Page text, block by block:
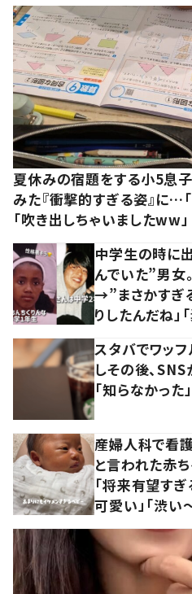
夏休みの宿題をする小5息
みた『衝撃的すぎる姿』に…
「吹き出しちゃいましたww」
中学生の時に
んでいた”男女
→”まさかすぎ
りしたんだね」
スタバでワッ
しその後、
「知らなかった
産婦人科で看
と言われた赤
「将来有望すぎ
可愛い」「渋い～